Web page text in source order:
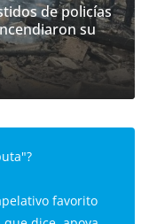
de policías
su
favorito